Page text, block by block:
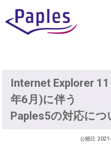
Internet Explorer
年6月)に伴う
Paples5の対応につ
公開日: